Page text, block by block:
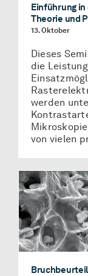
Einführung
Theorie und
13. Oktober
Dieses
die
werden
von vielen